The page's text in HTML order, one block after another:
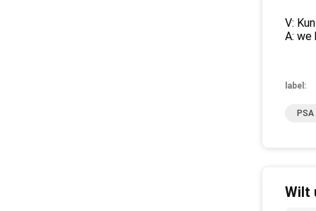
V:
A: we
label:
Wilt